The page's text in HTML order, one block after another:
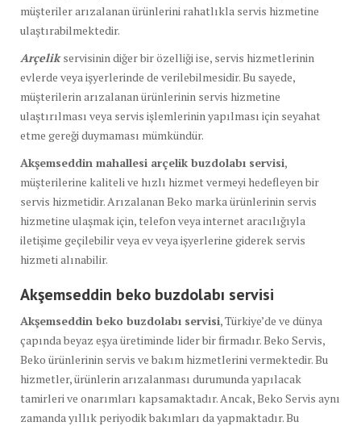
müşteriler arızalanan ürünlerini rahatlıkla servis hizmetine
ulaştırabilmektedir.
Arçelikservisinin diğer bir özelliği ise, servis hizmetlerinin
evlerde veya işyerlerinde de verilebilmesidir. Bu sayede,
müşterilerin arızalanan ürünlerinin servis hizmetine
ulaştırılması veya servis işlemlerinin yapılması için seyahat
etme gereği duymaması mümkündür.
Akşemseddin mahallesi arçelik buzdolabı servisi,
müşterilerine kaliteli ve hızlı hizmet vermeyi hedefleyen bir
servis hizmetidir. Arızalanan Beko marka ürünlerinin servis
hizmetine ulaşmak için, telefon veya internet aracılığıyla
iletişime geçilebilir veya ev veya işyerlerine giderek servis
hizmeti alınabilir.
Akşemseddin beko buzdolabı servisi
Akşemseddin beko buzdolabı servisi, Türkiye’de ve dünya
çapında beyaz eşya üretiminde lider bir firmadır. Beko Servis,
Beko ürünlerinin servis ve bakım hizmetlerini vermektedir. Bu
hizmetler, ürünlerin arızalanması durumunda yapılacak
tamirleri ve onarımları kapsamaktadır. Ancak, Beko Servis aynı
zamanda yıllık periyodik bakımları da yapmaktadır. Bu